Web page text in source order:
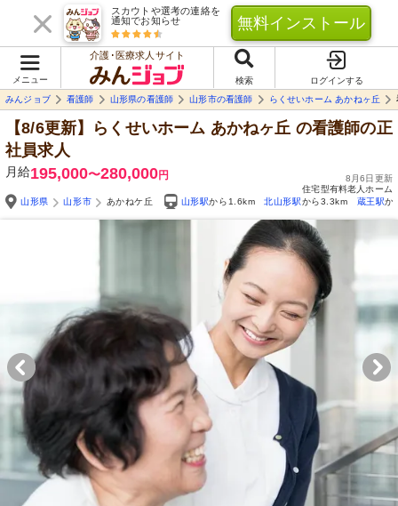
スカウトや選考の連絡を
通知でお知らせ
無料インストール
メニュー
介護･医療求人サイト
検索
ログインする
みんジョブ
看護師 山形県の看護師 山形市の看護師 らくせいホーム あかねヶ丘
【8/6更新】らくせいホーム あかねヶ丘 の看護師の正
社員求人
月給195,000〜280,000円
8月6日更新
住宅型有料老人ホーム
山形県
山形市 あかねケ丘 山形駅から1.6km 北山形駅から3.3km 蔵王駅か